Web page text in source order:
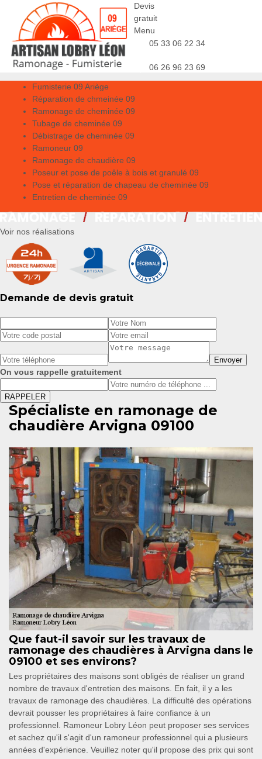
Devis
gratuit
Menu
05 33 06 22 34
06 26 96 23 69
Fumisterie 09 Ariège
Réparation de chmeinée 09
Ramonage de cheminée 09
Tubage de cheminée 09
Débistrage de cheminée 09
Ramoneur 09
Ramonage de chaudière 09
Poseur et pose de poêle à bois et granulé 09
Pose et réparation de chapeau de cheminée 09
Entretien de cheminée 09
Voir nos réalisations
Demande de devis gratuit
On vous rappelle gratuitement
Spécialiste en ramonage de
chaudière Arvigna 09100
Que faut-il savoir sur les travaux de
ramonage des chaudières à Arvigna dans le
09100 et ses environs?
Les propriétaires des maisons sont obligés de réaliser un grand
nombre de travaux d'entretien des maisons. En fait, il y a les
travaux de ramonage des chaudières. La difficulté des opérations
devrait pousser les propriétaires à faire confiance à un
professionnel. Ramoneur Lobry Léon peut proposer ses services
et sachez qu'il s'agit d'un ramoneur professionnel qui a plusieurs
années d'expérience. Veuillez noter qu'il propose des prix qui sont